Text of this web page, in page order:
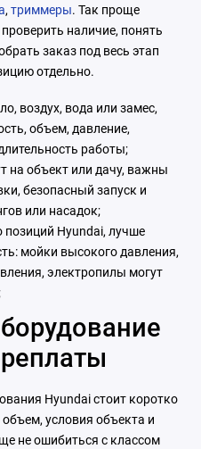
, триммеры. Так проще
наличие, понять
заказ под весь этап
отдельно.
воздух, вода или замес,
объем, давление,
работы;
на объект или дачу, важны
безопасный запуск и
или насадок;
позиций Hyundai, лучше
мойки высокого давления,
электропилы могут
Hyundai стоит коротко
условия объекта и
не ошибиться с классом